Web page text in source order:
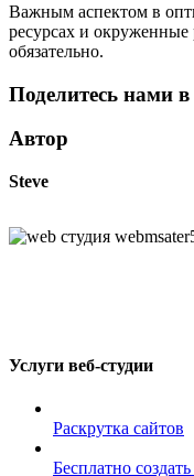
Важным аспектом в
ресурсах и
обязательно.
Поделитесь нами в
Автор
Steve
Услуги веб-студии
Раскрутка сайтов
Бесплатно